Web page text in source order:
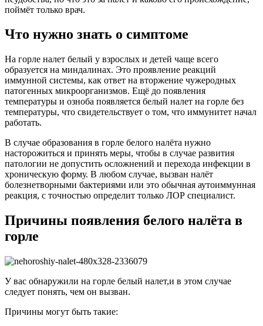
поймёт только врач.
Что нужно знать о симптоме
На горле налет белый у взрослых и детей чаще всего
образуется на миндалинах. Это проявление реакций
иммунной системы, как ответ на вторжение чужеродных
патогенных микроорганизмов. Ещё до появления
температуры и озноба появляется белый налет на горле без
температуры, что свидетельствует о том, что иммунитет начал
работать.
В случае образования в горле белого налёта нужно
насторожиться и принять меры, чтобы в случае развития
патологии не допустить осложнений и перехода инфекции в
хроническую форму. В любом случае, вызван налёт
болезнетворными бактериями или это обычная аутоиммунная
реакция, с точностью определит только ЛОР специалист.
Причины появления белого налёта в
горле
У вас обнаружили на горле белый налет,и в этом случае
следует понять, чем он вызван.
Причины могут быть такие: